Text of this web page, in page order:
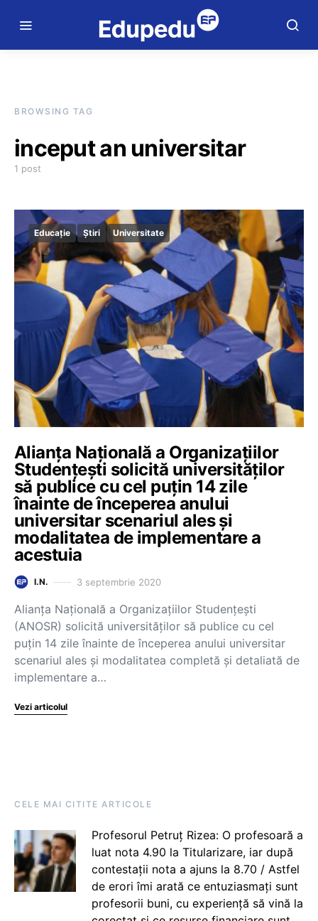
BROWSING TAG
inceput an universitar
1 post
Educație Știri Universitate
Alianța Națională a Organizațiilor
Studențești solicită universităților
să publice cu cel puțin 14 zile
înainte de începerea anului
universitar scenariul ales și
modalitatea de implementare a
acestuia
I.N. 3 septembrie 2020
Alianța Națională a Organizațiilor Studențești
(ANOSR) solicită universităților să publice cu cel
puțin 14 zile înainte de începerea anului universitar
scenariul ales și modalitatea completă și detaliată de
implementare a…
Vezi articolul
CELE MAI CITITE ARTICOLE
Profesorul Petruț Rizea: O profesoară a
luat nota 4.90 la Titularizare, iar după
contestații nota a ajuns la 8.70 / Astfel
de erori îmi arată ce entuziasmați sunt
profesorii buni, cu experiență să vină la